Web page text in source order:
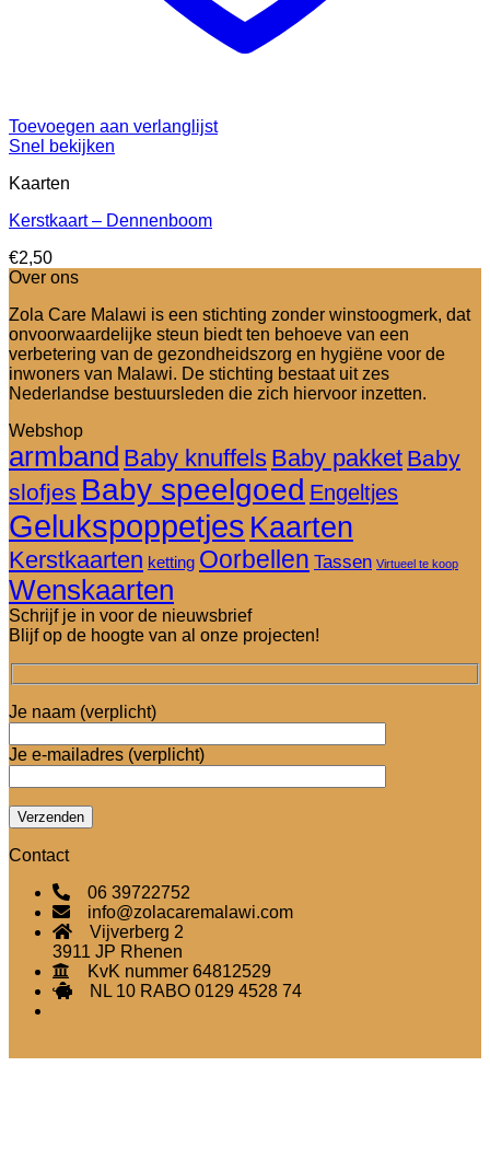
Toevoegen aan verlanglijst
Snel bekijken
Kaarten
Kerstkaart – Dennenboom
€2,50
Over ons
Zola Care Malawi is een stichting zonder winstoogmerk, dat
onvoorwaardelijke steun biedt ten behoeve van een
verbetering van de gezondheidszorg en hygiëne voor de
inwoners van Malawi. De stichting bestaat uit zes
Nederlandse bestuursleden die zich hiervoor inzetten.
Webshop
armband Baby knuffels Baby pakket Baby
slofjes Baby speelgoed Engeltjes
Gelukspoppetjes Kaarten
Kerstkaarten ketting Oorbellen Tassen Virtueel te koop
Wenskaarten
Schrijf je in voor de nieuwsbrief
Blijf op de hoogte van al onze projecten!
Je naam (verplicht)
Je e-mailadres (verplicht)
Contact
06 39722752
info@zolacaremalawi.com
Vijverberg 2
3911 JP Rhenen
KvK nummer 64812529
NL 10 RABO 0129 4528 74